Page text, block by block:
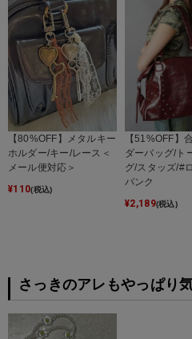
【80%OFF】メタルキー
ホルダー/キー/レース＜
メール便対応＞
¥110(税込)
【51%OFF】
ダーバッグ/ト
グ/スタッズ/#
パンク
¥2,189(税込)
さっきのアレもやっぱり